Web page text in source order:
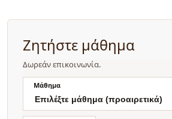
Ζητήστε μάθημα
Δωρεάν επικοινωνία.
Μάθημα